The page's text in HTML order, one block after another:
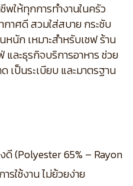
ให้ทุกการทำงานในครัว
าศดี สวมใส่สบาย กระชับ
นัก เหมาะสำหรับเชฟ ร้าน
และธุรกิจบริการอาหาร ช่วย
ป็นระเบียบ และมาตรฐาน
(Polyester 65% – Rayon
รใช้งาน ไม่ย้วยง่าย